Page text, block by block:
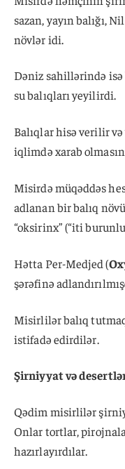
sazan, yayın balığı,
növlər idi.
Dəniz sahillərində isə
su balıqları yeyilirdi.
Balıqlar hisə verilir
iqlimdə xarab
Misirdə müqəddəs
adlanan bir balıq
“oksirinx” (“iti burunlu
Hətta Per-Medjed (
şərəfinə
Misirlilər balıq
istifadə edirdilər.
Şirniyyat və
Qədim misirlilər
Onlar tortlar,
hazırlayırdılar.